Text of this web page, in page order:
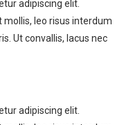
adipiscing elit.
leo risus interdum
Ut convallis, lacus nec
adipiscing elit.